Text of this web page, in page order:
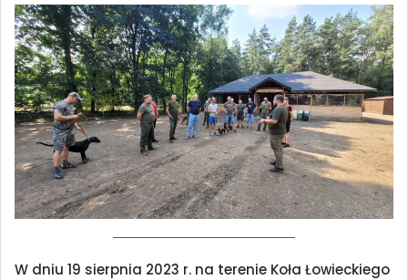
W dniu 19 sierpnia 2023 r. na terenie Koła Łowieckiego